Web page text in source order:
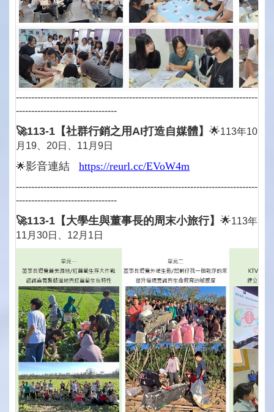
-------------------------------------------------------------------------------
---------------------------------
🚀113-1 【社群行銷之用AI打造自媒體】 🌟113年10
月19、20日、11月9日
🌟影音連結 https://reurl.cc/EVoW4m
-------------------------------------------------------------------------------
---------------------------------
🚀113-1 【大學生與董事長的周末小旅行】 🌟113年
11月30日、12月1日